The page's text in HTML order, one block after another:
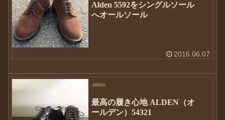
Alden 5592をシングルソール
へオールソール
2016.06.07
alden
最高の履き心地 ALDEN（オ
ールデン）54321